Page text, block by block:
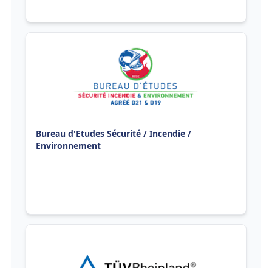
Bureau d'Etudes Sécurité / Incendie /
Environnement